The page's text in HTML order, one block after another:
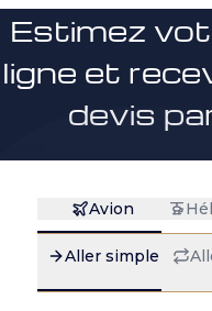
Estimez
ligne et
devis